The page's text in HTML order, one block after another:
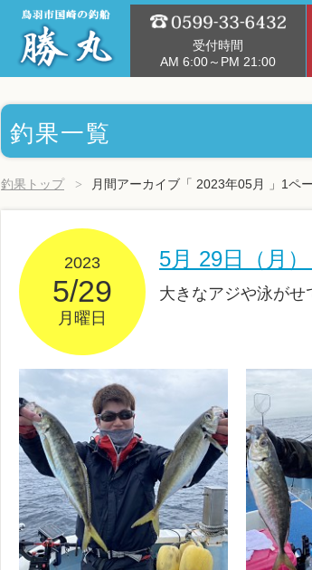
受付時間
AM 6:00～PM 21:00
釣果一覧
釣果トップ 月間アーカイブ「 2023年05月 」1ペ
2023
5/29
月曜日
5月 29日（月
大きなアジや泳がせ